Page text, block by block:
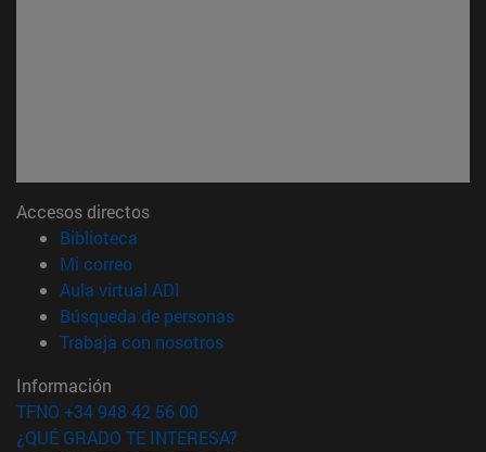
Accesos directos
Biblioteca
Mi correo(abre en nueva ventana)
Aula virtual ADI
Búsqueda de personas(abre en nueva ventana)
Trabaja con nosotros(abre en nueva ventana)
Información
TFNO +34 948 42 56 00
¿QUÉ GRADO TE INTERESA?